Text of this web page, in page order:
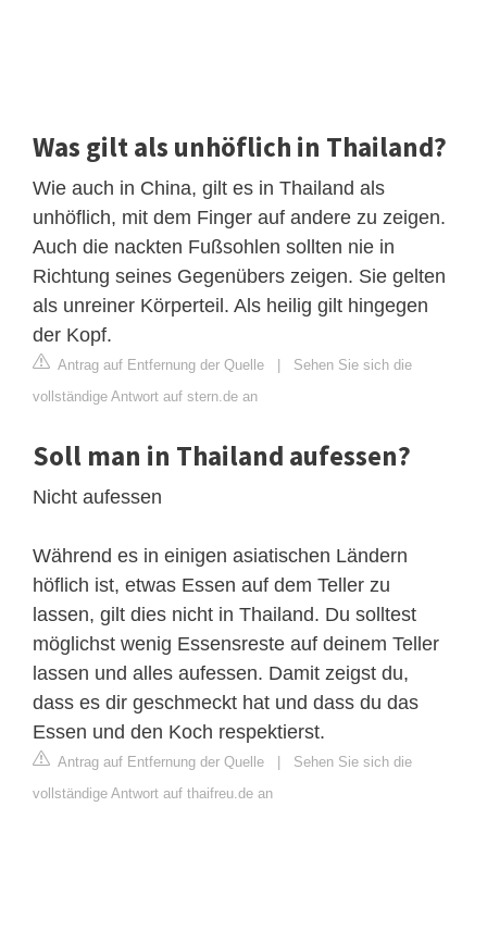
Was gilt als unhöflich in Thailand?
Wie auch in China, gilt es in Thailand als
unhöflich, mit dem Finger auf andere zu zeigen.
Auch die nackten Fußsohlen sollten nie in
Richtung seines Gegenübers zeigen. Sie gelten
als unreiner Körperteil. Als heilig gilt hingegen
der Kopf.
Antrag auf Entfernung der Quelle
Sehen Sie sich die
vollständige Antwort auf stern.de an
Soll man in Thailand aufessen?
Nicht aufessen
Während es in einigen asiatischen Ländern
höflich ist, etwas Essen auf dem Teller zu
lassen, gilt dies nicht in Thailand. Du solltest
möglichst wenig Essensreste auf deinem Teller
lassen und alles aufessen. Damit zeigst du,
dass es dir geschmeckt hat und dass du das
Essen und den Koch respektierst.
Antrag auf Entfernung der Quelle
Sehen Sie sich die
vollständige Antwort auf thaifreu.de an